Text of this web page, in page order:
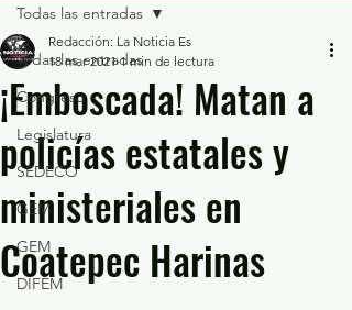
Todas las entradas
Congreso
Legislatura
SEDECO
GEM
GEM
DIFEM
Todas las entradas
¡Emboscada! Matan a
policías estatales y
ministeriales en
Coatepec Harinas
Redacción: La Noticia Es
18 mar 2021 1 min de lectura